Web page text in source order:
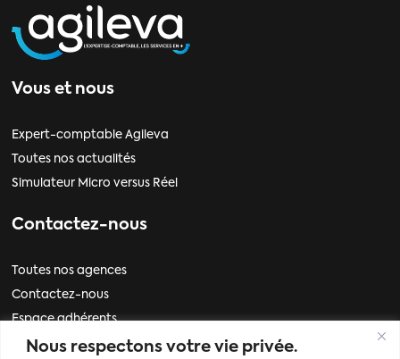
Nous respectons votre vie privée.
Vous et nous
Expert-comptable Agileva
Toutes nos actualités
Simulateur Micro versus Réel
Contactez-nous
Toutes nos agences
Contactez-nous
Espace adhérents